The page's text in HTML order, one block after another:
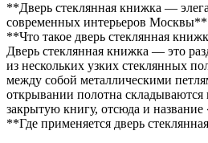
**Дверь стеклянная книжка —
современных интерьеров Москвы**
**Что такое дверь стеклянная
Дверь стеклянная книжка — это
из нескольких узких стеклянных
между собой металлическими
открывании полотна складываются
закрытую книгу, отсюда и
**Где применяется дверь